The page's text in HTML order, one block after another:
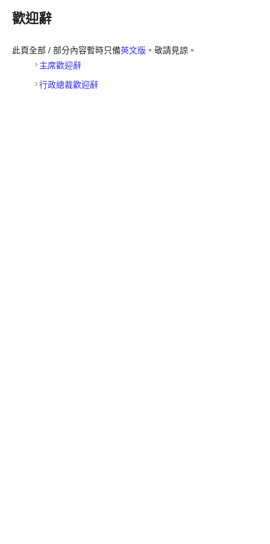
歡迎辭
此頁全部 / 部分內容暫時只備英文版 。敬請見諒。
主席歡迎辭
行政總裁歡迎辭